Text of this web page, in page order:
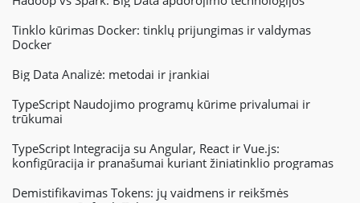
Tinklo kūrimas Docker: tinklų prijungimas ir valdymas
Docker
Big Data Analizė: metodai ir įrankiai
TypeScript Naudojimo programų kūrime privalumai ir
trūkumai
TypeScript Integracija su Angular, React ir Vue.js:
konfigūracija ir pranašumai kuriant žiniatinklio programas
Demistifikavimas Tokens: jų vaidmens ir reikšmės